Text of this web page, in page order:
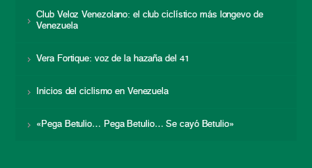
Club Veloz Venezolano: el club ciclístico más longevo de
Venezuela
Vera Fortique: voz de la hazaña del 41
Inicios del ciclismo en Venezuela
«Pega Betulio… Pega Betulio… Se cayó Betulio»